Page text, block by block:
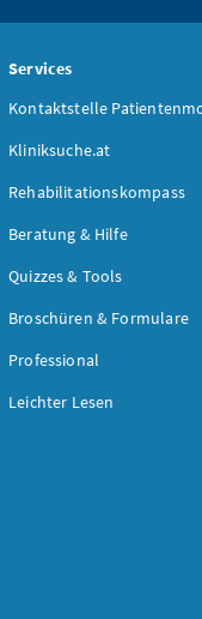
Services
Kontaktstelle
Kliniksuche.at
Rehabilitationskompass
Beratung & Hilfe
Quizzes & Tools
Broschüren & Formulare
Professional
Leichter Lesen